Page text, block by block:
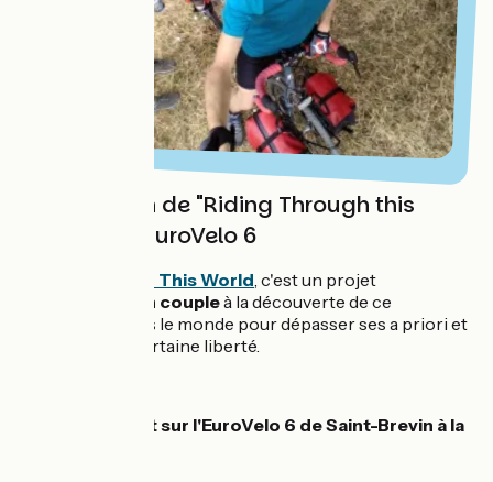
Présentation de "Riding Through this
World" sur l'EuroVelo 6
Riding Through This World, c'est un projet
voyages d'un coupleà la découverte de ce
qui se passe dans le monde pour dépasser ses a priori et
profiter d'une certaine liberté.
Laura & Vincent sur l'EuroVelo 6 de Saint-Brevin à la